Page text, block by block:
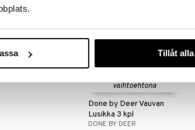
Tillåt alla
vaihtoehtona
Done by Deer Vauvan
Lusikka 3 kpl
DONE BY DEER